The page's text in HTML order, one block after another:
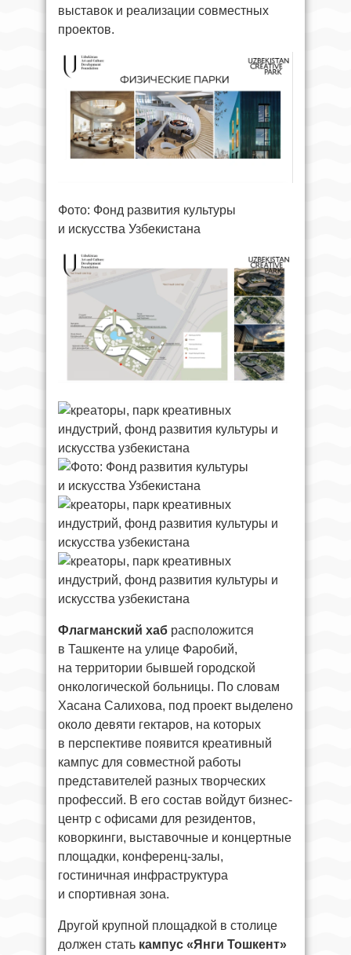
выставок и реализации совместных
проектов.
Фото: Фонд развития культуры
и искусства Узбекистана
Флагманский хаб расположится
в Ташкенте на улице Фаробий,
на территории бывшей городской
онкологической больницы. По словам
Хасана Салихова, под проект выделено
около девяти гектаров, на которых
в перспективе появится креативный
кампус для совместной работы
представителей разных творческих
профессий. В его состав войдут бизнес-
центр с офисами для резидентов,
коворкинги, выставочные и концертные
площадки, конференц-залы,
гостиничная инфраструктура
и спортивная зона.
Другой крупной площадкой в столице
должен стать кампус «Янги Тошкент»